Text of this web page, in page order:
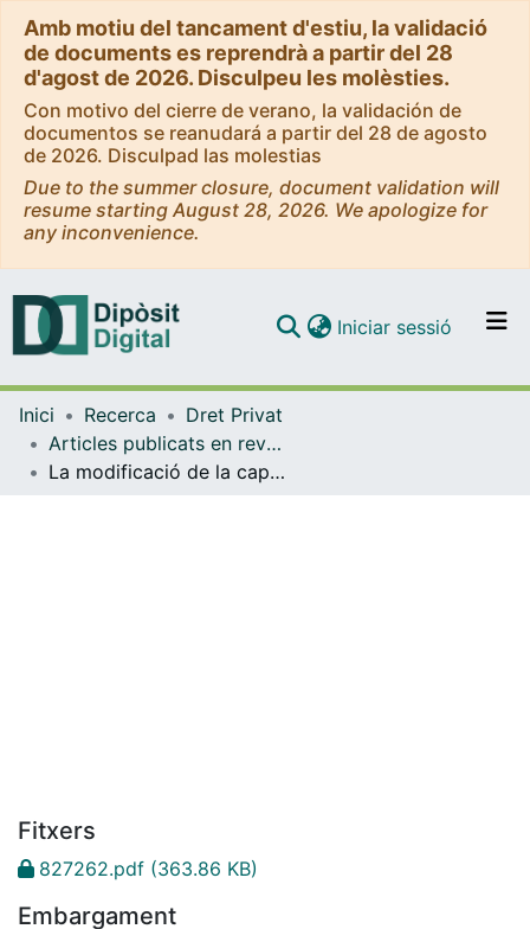
Amb motiu del tancament d'estiu, la validació
de documents es reprendrà a partir del 28
d'agost de 2026. Disculpeu les molèsties.
Con motivo del cierre de verano, la validación de
documentos se reanudará a partir del 28 de agosto
de 2026. Disculpad las molestias
Due to the summer closure, document validation will
resume starting August 28, 2026. We apologize for
any inconvenience.
Navega per tot el DD
Iniciar sessió (current)
Inici Recerca
Dret Privat
Articles publicats en revistes (Dret Privat)
La modificació de la capacitat per acceptar l'herència al Codi civil de Catalunya arran de la nova legislació sobre suport a les persones amb discapacitat
Fitxers
827262.pdf (363.86 KB)
Embargament